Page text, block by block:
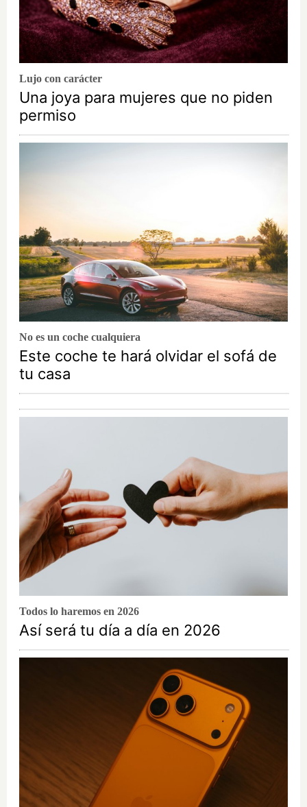
Lujo con carácter
Una joya para mujeres que no piden
permiso
No es un coche cualquiera
Este coche te hará olvidar el sofá de
tu casa
Todos lo haremos en 2026
Así será tu día a día en 2026